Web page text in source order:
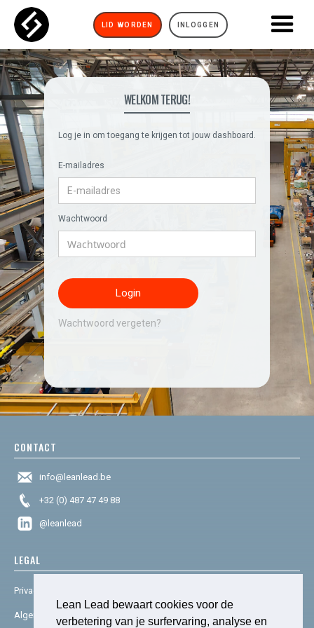
Lean Lead bewaart cookies voor de
verbetering van je surfervaring, analyse en
LID WORDEN INLOGGEN
WELKOM TERUG!
Log je in om toegang te krijgen tot jouw dashboard.
E-mailadres
Wachtwoord
Wachtwoord vergeten?
CONTACT
info@leanlead.be
+32 (0) 487 47 49 88
@leanlead
LEGAL
Privacy & cookies
Algemene voorwaarden